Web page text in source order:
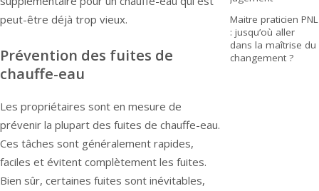
peut-être déjà trop vieux.
Prévention des fuites de
chauffe-eau
Les propriétaires sont en mesure de
prévenir la plupart des fuites de chauffe-eau.
Ces tâches sont généralement rapides,
faciles et évitent complètement les fuites.
Bien sûr, certaines fuites sont inévitables,
Maitre praticien PNL
: jusqu’où aller
dans la maîtrise du
changement ?